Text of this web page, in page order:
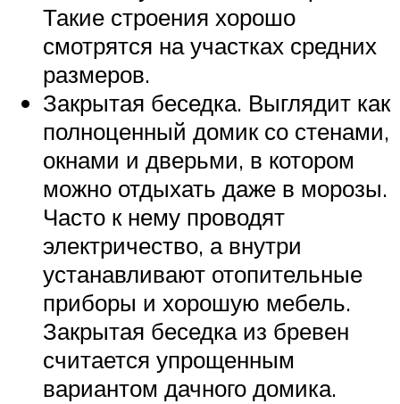
Такие строения хорошо
смотрятся на участках средних
размеров.
Закрытая беседка. Выглядит как
полноценный домик со стенами,
окнами и дверьми, в котором
можно отдыхать даже в морозы.
Часто к нему проводят
электричество, а внутри
устанавливают отопительные
приборы и хорошую мебель.
Закрытая беседка из бревен
считается упрощенным
вариантом дачного домика.